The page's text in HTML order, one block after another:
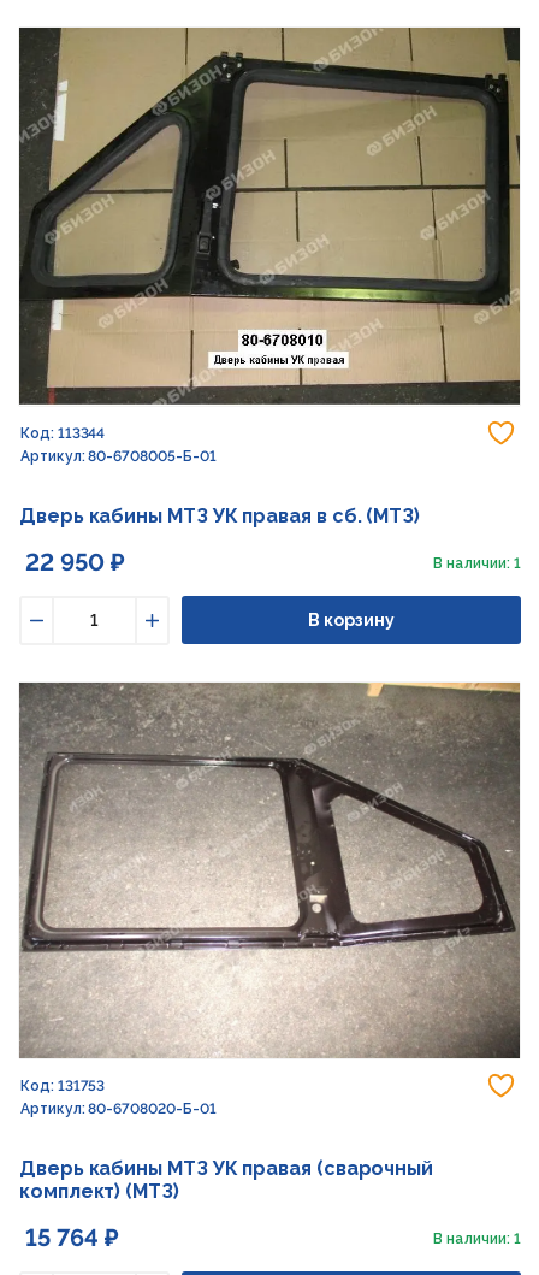
Код: 113344
Артикул: 80-6708005-Б-01
Дверь кабины МТЗ УК правая в сб. (МТЗ)
22 950 ₽ В наличии: 1
Увеличить
В корзину
Код: 131753
Артикул: 80-6708020-Б-01
Дверь кабины МТЗ УК правая (сварочный
комплект) (МТЗ)
15 764 ₽ В наличии: 1